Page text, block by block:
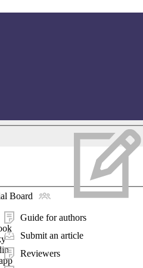
Board
Guide for authors
Submit an article
Reviewers